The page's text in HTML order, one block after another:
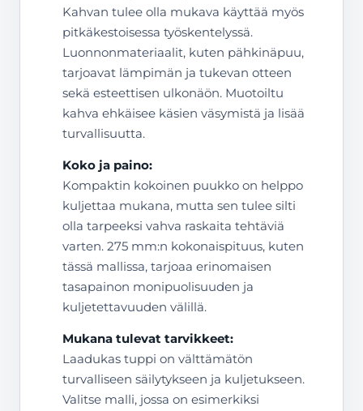
Kahvan tulee olla mukava käyttää myös
pitkäkestoisessa työskentelyssä.
Luonnonmateriaalit, kuten pähkinäpuu,
tarjoavat lämpimän ja tukevan otteen
sekä esteettisen ulkonäön. Muotoiltu
kahva ehkäisee käsien väsymistä ja lisää
turvallisuutta.
Koko ja paino:
Kompaktin kokoinen puukko on helppo
kuljettaa mukana, mutta sen tulee silti
olla tarpeeksi vahva raskaita tehtäviä
varten. 275 mm:n kokonaispituus, kuten
tässä mallissa, tarjoaa erinomaisen
tasapainon monipuolisuuden ja
kuljetettavuuden välillä.
Mukana tulevat tarvikkeet:
Laadukas tuppi on välttämätön
turvalliseen säilytykseen ja kuljetukseen.
Valitse malli, jossa on esimerkiksi